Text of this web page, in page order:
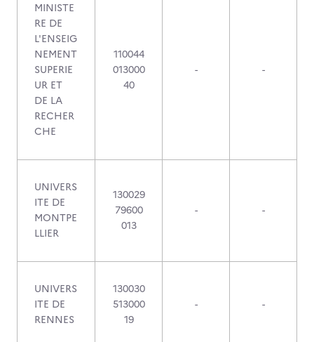
MINISTE
RE DE
L'ENSEIG
NEMENT
SUPERIE
UR ET
DE LA
RECHER
CHE
110044
013000
40
- -
UNIVERS
ITE DE
MONTPE
LLIER
130029
79600
013
- -
UNIVERS
ITE DE
RENNES
130030
513000
19
- -